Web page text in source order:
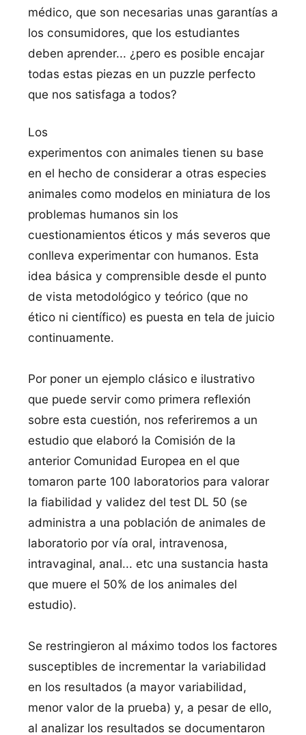
médico, que son necesarias unas garantí­as a
los consumidores, que los estudiantes
deben aprender... ¿pero es posible encajar
todas estas piezas en un puzzle perfecto
que nos satisfaga a todos?
Los
experimentos con animales tienen su base
en el hecho de considerar a otras especies
animales como modelos en miniatura de los
problemas humanos sin los
cuestionamientos éticos y más severos que
conlleva experimentar con humanos. Esta
idea básica y comprensible desde el punto
de vista metodológico y teórico (que no
ético ni cientí­fico) es puesta en tela de juicio
continuamente.
Por poner un ejemplo clásico e ilustrativo
que puede servir como primera reflexión
sobre esta cuestión, nos referiremos a un
estudio que elaboró la Comisión de la
anterior Comunidad Europea en el que
tomaron parte 100 laboratorios para valorar
la fiabilidad y validez del test DL 50 (se
administra a una población de animales de
laboratorio por ví­a oral, intravenosa,
intravaginal, anal... etc una sustancia hasta
que muere el 50% de los animales del
estudio).
Se restringieron al máximo todos los factores
susceptibles de incrementar la variabilidad
en los resultados (a mayor variabilidad,
menor valor de la prueba) y, a pesar de ello,
al analizar los resultados se documentaron